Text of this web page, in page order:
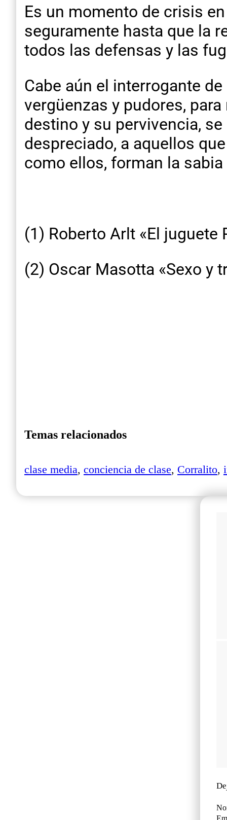
Es un momento de crisis
seguramente hasta que la
todos las defensas y las
Cabe aún el interrogante
vergüenzas y pudores,
destino y su pervivencia,
despreciado, a aquellos
como ellos, forman la
(1) Roberto Arlt «El juguete
(2) Oscar Masotta «Sexo y
Temas relacionados
clase media, conciencia de clase, Corralito,